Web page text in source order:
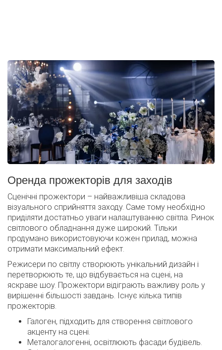
Оренда прожекторів для заходів
Сценічні прожектори – найважливіша складова
візуального сприйняття заходу. Саме тому необхідно
приділяти достатньо уваги налаштуванню світла. Ринок
світлового обладнання дуже широкий. Тільки
продумано використовуючи кожен прилад, можна
отримати максимальний ефект.
Режисери по світлу створюють унікальний дизайн і
перетворюють те, що відбувається на сцені, на
яскраве шоу. Прожектори відіграють важливу роль у
вирішенні більшості завдань. Існує кілька типів
прожекторів.
Галоген, підходить для створення світлового
акценту на сцені.
Металогалогенні, освітлюють фасади будівель.